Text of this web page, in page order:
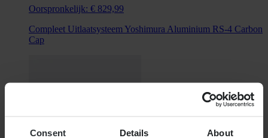
Consent Details About
Oorspronkelijk: € 829,99
Compleet Uitlaatsysteem Yoshimura Aluminium RS-4 Carbon
Cap